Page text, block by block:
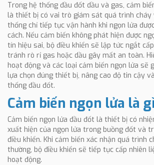
Trong hệ thống đầu đốt dầu và gas, cảm
là thiết bị có vai trò giám sát quá trình cháy
thống chỉ tiếp tục vận hành khi ngọn lửa
cách. Nếu cảm biến không phát hiện được
tín hiệu sai, bộ điều khiển sẽ lập tức ngắt
tránh rò rỉ gas hoặc dầu gây mất an toàn.
hoạt động và các loại cảm biến ngọn lửa sẽ
lựa chọn đúng thiết bị, nâng cao độ tin cậy
thống đầu đốt.
Cảm biến ngọn lửa là
Cảm biến ngọn lửa đầu đốt là thiết bị có
xuất hiện của ngọn lửa trong buồng đốt và
điều khiển. Khi cảm biến xác nhận quá trình
thường, bộ điều khiển sẽ tiếp tục cấp nhiên
hoạt động.